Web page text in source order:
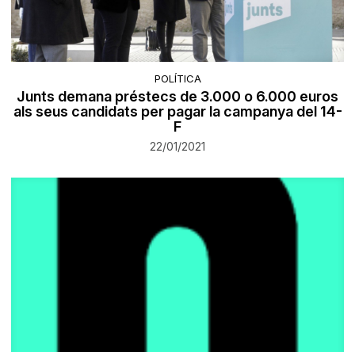
POLÍTICA
Junts demana préstecs de 3.000 o 6.000 euros
als seus candidats per pagar la campanya del 14-
F
22/01/2021